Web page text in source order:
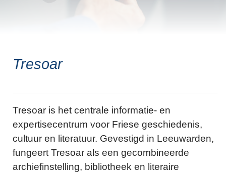
Tresoar
Tresoar is het centrale informatie- en
expertisecentrum voor Friese geschiedenis,
cultuur en literatuur. Gevestigd in Leeuwarden,
fungeert Tresoar als een gecombineerde
archiefinstelling, bibliotheek en literaire